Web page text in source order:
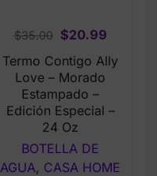
$35.00
Original
price
was:
$35.00.
$20.99Current
price
is:
Termo Contigo Ally
Love – Morado
Estampado –
Edición Especial –
24 Oz
BOTELLA DE
AGUA, CASA HOME